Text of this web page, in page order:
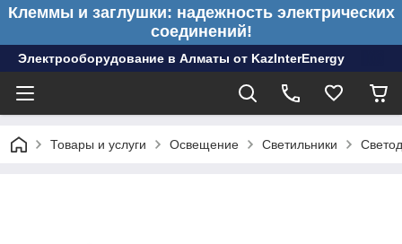
Клеммы и заглушки: надежность электрических
соединений!
Электрооборудование в Алматы от KazInterEnergy
Товары и услуги Освещение Светильники